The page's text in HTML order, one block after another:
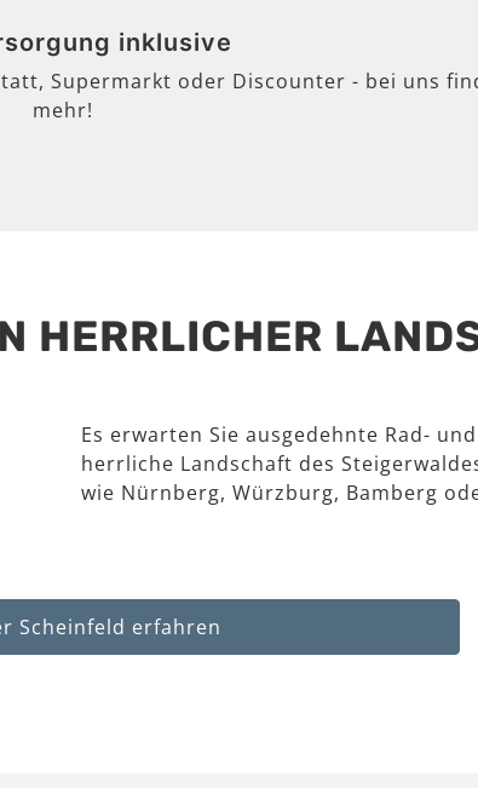
inklusive
Supermarkt oder Discounter - bei uns
mehr!
HERRLICHER
Es erwarten Sie ausgedehnte Rad-
herrliche Landschaft des
wie Nürnberg, Würzburg, Bamberg
Scheinfeld erfahren